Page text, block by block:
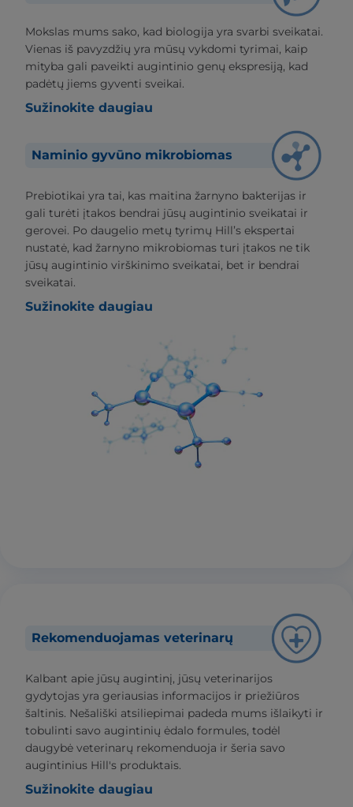
Mokslas mums sako, kad biologija yra svarbi sveikatai.
Vienas iš pavyzdžių yra mūsų vykdomi tyrimai, kaip
mityba gali paveikti augintinio genų ekspresiją, kad
padėtų jiems gyventi sveikai.
Sužinokite daugiau
Naminio gyvūno mikrobiomas
Prebiotikai yra tai, kas maitina žarnyno bakterijas ir
gali turėti įtakos bendrai jūsų augintinio sveikatai ir
gerovei. Po daugelio metų tyrimų Hill’s ekspertai
nustatė, kad žarnyno mikrobiomas turi įtakos ne tik
jūsų augintinio virškinimo sveikatai, bet ir bendrai
sveikatai.
Sužinokite daugiau
Rekomenduojamas veterinarų
Kalbant apie jūsų augintinį, jūsų veterinarijos
gydytojas yra geriausias informacijos ir priežiūros
šaltinis. Nešališki atsiliepimai padeda mums išlaikyti ir
tobulinti savo augintinių ėdalo formules, todėl
daugybė veterinarų rekomenduoja ir šeria savo
augintinius Hill's produktais.
Sužinokite daugiau